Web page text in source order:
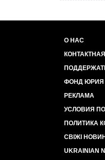
О НАС
ФОНД ЮРИЯ
РЕКЛАМА
УСЛОВИЯ
ПОЛИТИКА
СВІЖІ
UKRAINIAN